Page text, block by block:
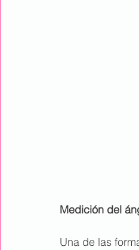
Medición del
Una de las